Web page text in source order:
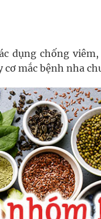
dụng chống
mắc bệnh nha